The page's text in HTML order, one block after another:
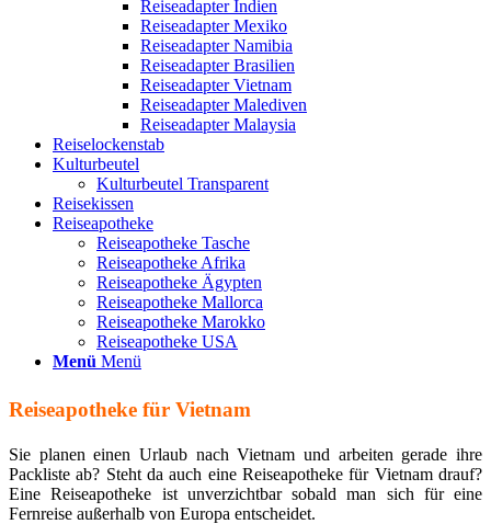
Reiseadapter Indien
Reiseadapter Mexiko
Reiseadapter Namibia
Reiseadapter Brasilien
Reiseadapter Vietnam
Reiseadapter Malediven
Reiseadapter Malaysia
Reiselockenstab
Kulturbeutel
Kulturbeutel Transparent
Reisekissen
Reiseapotheke
Reiseapotheke Tasche
Reiseapotheke Afrika
Reiseapotheke Ägypten
Reiseapotheke Mallorca
Reiseapotheke Marokko
Reiseapotheke USA
Menü Menü
Reiseapotheke für Vietnam
Sie planen einen Urlaub nach Vietnam und arbeiten gerade ihre
Packliste ab? Steht da auch eine Reiseapotheke für Vietnam drauf?
Eine Reiseapotheke ist unverzichtbar sobald man sich für eine
Fernreise außerhalb von Europa entscheidet.